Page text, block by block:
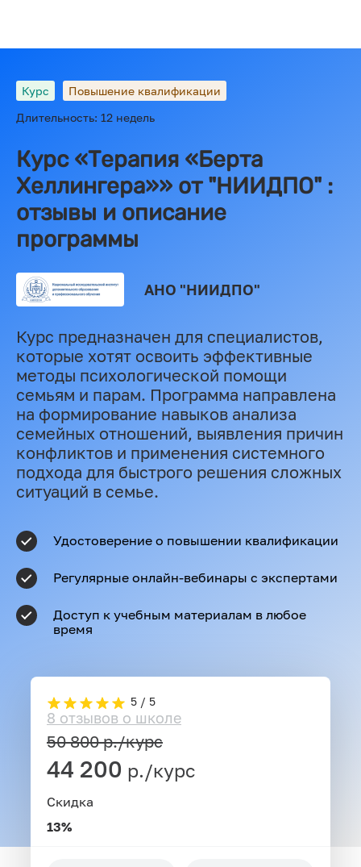
Курс
Повышение квалификации
Длительность: 12 недель
Курс «Терапия «Берта
Хеллингера»» от "НИИДПО" :
отзывы и описание
программы
АНО "НИИДПО"
Курс предназначен для специалистов,
которые хотят освоить эффективные
методы психологической помощи
семьям и парам. Программа направлена
на формирование навыков анализа
семейных отношений, выявления причин
конфликтов и применения системного
подхода для быстрого решения сложных
ситуаций в семье.
Удостоверение о повышении квалификации
Регулярные онлайн-вебинары с экспертами
Доступ к учебным материалам в любое
время
5 / 5
8 отзывов о школе
50 800р./курс
44 200 р./курс
Скидка
13%